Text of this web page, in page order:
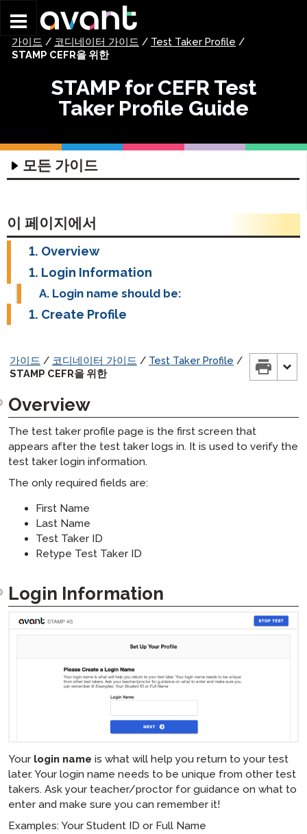
가이드 / 코디네이터 가이드 / Test Taker Profile /
STAMP CEFR을 위한
STAMP for CEFR Test
Taker Profile Guide
모든 가이드
평가 기술 가이드
헤드셋 가이드
글쓰기 입력 가이드
글쓰기 입력 가이드
ChromeOS – 가상 키보드 사용법
Mac 컴퓨터 – 가상 키보드 사용법
코디네이터 가이드
시작하기 가이드
STAMP WS 시작하기
STAMPe 시작하기
아랍어 능력 시험 (APT) 시작하기
프로필 가이드
STAMP 프로필 가이드
SuperLanguage 시험 응시자 프로필 가이드
STAMP 감독 가이드
STAMP WS 프로터링 가이드
STAMPe 감독 가이드
APT 감독 가이드
SuperLanguage 감독 가이드
보고서 작성 가이드
STAMP 보고서 작성 가이드
STAMP WS 보고서 가이드
SuperLanguage 보고서 작성 가이드
SHL 보고서 작성 가이드
아랍어 능력 시험 (APT) 보고서 가이드
자기 평가 가이드
STAMP WS 자가 평가 가이드
수기 작성 섹션 가이드
SuperLanguage 수기 작성 섹션 가이드
APT 수기 작성 섹션
STAMPe 스케일드 점수 가이드
STAMP CEFR 스케일 점수 가이드를 위해
STAMP 4S 시험 응시자 가이드
STAMP WS 시험 응시자 가이드
STAMPe 시험 응시자 가이드
STAMP 프로 시험 응시자 가이드
STAMP ASL 시험 응시자 가이드
STAMP 히브리어 시험 응시자 가이드
STAMP 라틴어 시험 응시자 가이드
PLACE 응시자 및 기술 가이드
SuperLanguage 시험 응시자 가이드
SHL 시험 응시자 가이드
아랍어 능력 시험 (APT) 응시자 가이드
부모 가이드
STAMP 4S 부모 가이드
STAMP WS 부모 가이드
STAMPe 부모 가이드
STAMP ASL 부모 가이드용
STAMP 히브리어 부모 가이드
STAMP 라틴어 부모 가이드
STAMP CEFR 부모 가이드를 위한
SuperLanguage 부모 가이드
벤치마크 & 루브릭 가이드
& 슈퍼언어
PLACE
SHL
STAMP CEFR을 위한
PLACE로 위치 결정하기
SHL 제안 배치 레벨
파워 업 가이드
교사 파워 업 가이드
테스트 응시자 파워 업 가이드
AvantProctor
코디네이터 가이드
코디네이터 기술 가이드
시험 응시자 가이드
시험 응시자 기술 가이드
ADVANCE
은 무엇인가요
Avant ADVANCE 기술 가이드
STAMP 자주 묻는 질문
STAMP WS 자주 묻는 질문
STAMPe 자주 묻는 질문
SHL 자주 묻는 질문들
APT FAQs
ADVANCE 자주 묻는 질문들
샘플 테스트
이 페이지에서
Overview
Login Information
Login name should be:
Create Profile
가이드 / 코디네이터 가이드 / Test Taker Profile /
STAMP CEFR을 위한
Overview
The test taker profile page is the first screen that
appears after the test taker logs in. It is used to verify the
test taker login information.
The only required fields are:
First Name
Last Name
Test Taker ID
Retype Test Taker ID
Login Information
Your login name is what will help you return to your test
later. Your login name needs to be unique from other test
takers. Ask your teacher/proctor for guidance on what to
enter and make sure you can remember it!
Examples: Your Student ID or Full Name